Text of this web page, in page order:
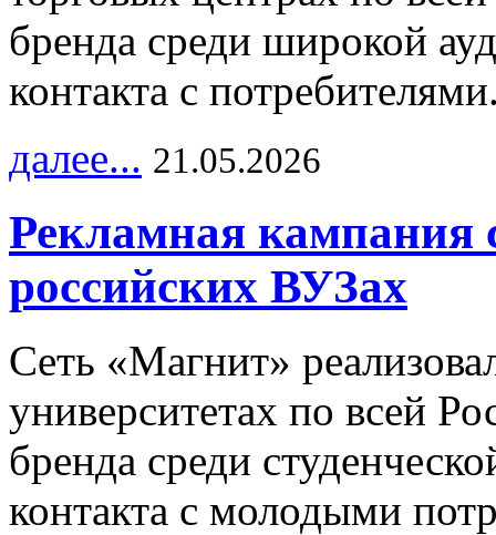
бренда среди широкой
контакта с
далее... 21.05.2026
Рекламная кампания
российских ВУЗах
Сеть «Магнит»
университетах по всей
бренда среди
контакта с молодыми